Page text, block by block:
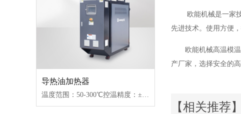
欧能机械是一家
先进技术。使用方便
欧能机械高温模
产厂家，选择安全的
【相关推荐】
导热油加热器